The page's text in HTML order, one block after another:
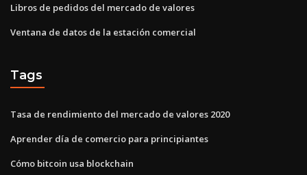
Libros de pedidos del mercado de valores
Ventana de datos de la estación comercial
Tags
Tasa de rendimiento del mercado de valores 2020
Aprender día de comercio para principiantes
Cómo bitcoin usa blockchain